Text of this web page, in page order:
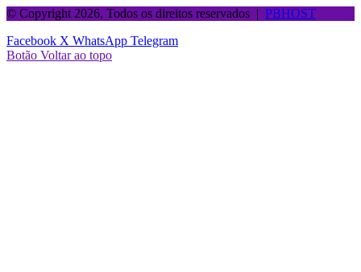
© Copyright 2026, Todos os direitos reservados | PBHOST
Facebook X WhatsApp Telegram
Botão Voltar ao topo